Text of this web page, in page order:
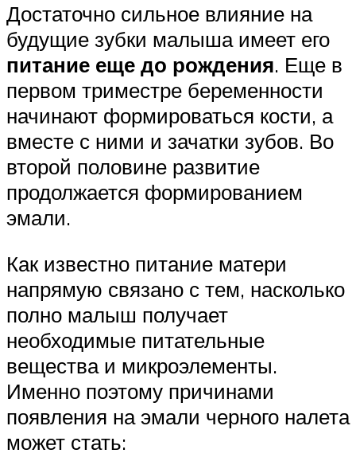
Достаточно сильное влияние на
будущие зубки малыша имеет его
питание еще до рождения. Еще в
первом триместре беременности
начинают формироваться кости, а
вместе с ними и зачатки зубов. Во
второй половине развитие
продолжается формированием
эмали.
Как известно питание матери
напрямую связано с тем, насколько
полно малыш получает
необходимые питательные
вещества и микроэлементы.
Именно поэтому причинами
появления на эмали черного налета
может стать: